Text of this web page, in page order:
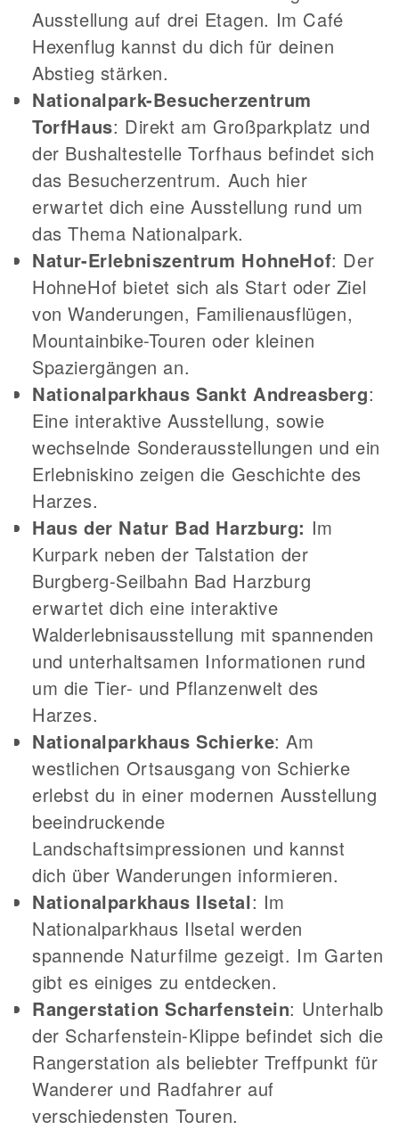
Ausstellung auf drei Etagen. Im Café
Hexenflug kannst du dich für deinen
Abstieg stärken.
Nationalpark-Besucherzentrum
TorfHaus: Direkt am Großparkplatz und
der Bushaltestelle Torfhaus befindet sich
das Besucherzentrum. Auch hier
erwartet dich eine Ausstellung rund um
das Thema Nationalpark.
Natur-Erlebniszentrum HohneHof: Der
HohneHof bietet sich als Start oder Ziel
von Wanderungen, Familienausflügen,
Mountainbike-Touren oder kleinen
Spaziergängen an.
Nationalparkhaus Sankt Andreasberg:
Eine interaktive Ausstellung, sowie
wechselnde Sonderausstellungen und ein
Erlebniskino zeigen die Geschichte des
Harzes.
Haus der Natur Bad Harzburg: Im
Kurpark neben der Talstation der
Burgberg-Seilbahn Bad Harzburg
erwartet dich eine interaktive
Walderlebnisausstellung mit spannenden
und unterhaltsamen Informationen rund
um die Tier- und Pflanzenwelt des
Harzes.
Nationalparkhaus Schierke: Am
westlichen Ortsausgang von Schierke
erlebst du in einer modernen Ausstellung
beeindruckende
Landschaftsimpressionen und kannst
dich über Wanderungen informieren.
Nationalparkhaus Ilsetal: Im
Nationalparkhaus Ilsetal werden
spannende Naturfilme gezeigt. Im Garten
gibt es einiges zu entdecken.
Rangerstation Scharfenstein: Unterhalb
der Scharfenstein-Klippe befindet sich die
Rangerstation als beliebter Treffpunkt für
Wanderer und Radfahrer auf
verschiedensten Touren.